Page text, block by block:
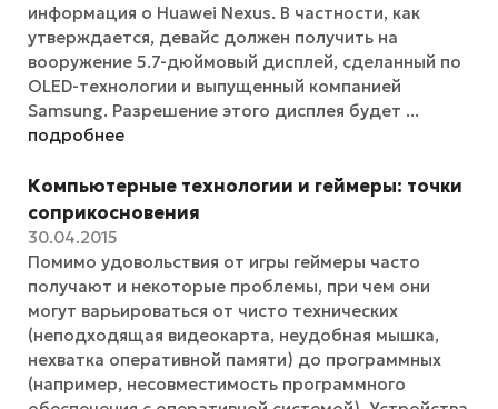
информация о Huawei Nexus. В частности, как
утверждается, девайс должен получить на
вооружение 5.7-дюймовый дисплей, сделанный по
OLED-технологии и выпущенный компанией
Samsung. Разрешение этого дисплея будет ...
подробнее
Компьютерные технологии и геймеры: точки
соприкосновения
30.04.2015
Помимо удовольствия от игры геймеры часто
получают и некоторые проблемы, при чем они
могут варьироваться от чисто технических
(неподходящая видеокарта, неудобная мышка,
нехватка оперативной памяти) до программных
(например, несовместимость программного